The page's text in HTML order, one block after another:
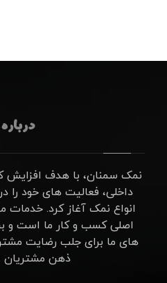
نمک سمنان، با هدف
داخلی، فعالیت های خود را
انواع نمک آغاز کرد. خدمات
اصلی کسب و کار ما است و
های ما برای جلب رضایت
ذهن مشتریان